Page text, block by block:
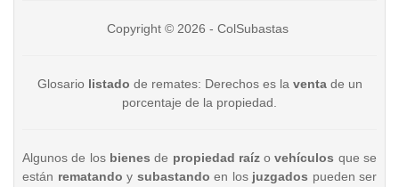
Copyright © 2026 - ColSubastas
Glosario listado de remates: Derechos es la ventade un
porcentaje de la propiedad.
Algunos de los bienesde propiedad raízo vehículos que se
están rematando y subastando en los juzgados pueden ser